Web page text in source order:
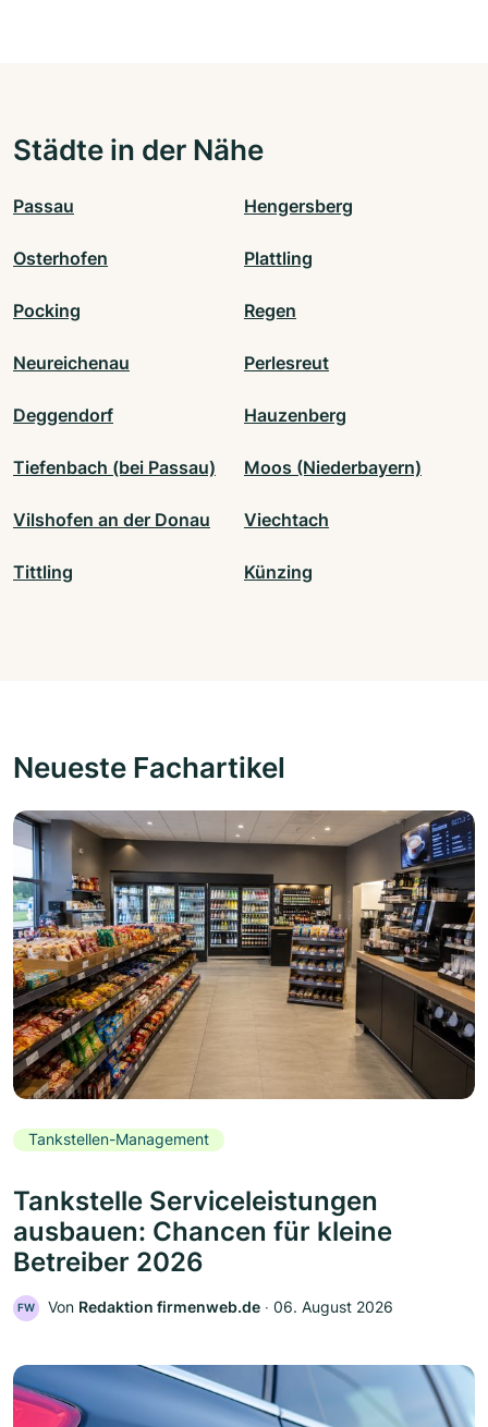
Städte in der Nähe
Passau Hengersberg
Osterhofen Plattling
Pocking Regen
Neureichenau Perlesreut
Deggendorf Hauzenberg
Tiefenbach (bei Passau) Moos (Niederbayern)
Vilshofen an der Donau Viechtach
Tittling Künzing
Neueste Fachartikel
Tankstellen-Management
Tankstelle Serviceleistungen
ausbauen: Chancen für kleine
Betreiber 2026
FW Von Redaktion firmenweb.de ‧ 06. August 2026